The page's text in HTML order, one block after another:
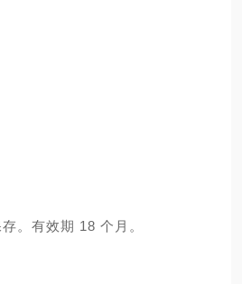
。有效期 18 个月。